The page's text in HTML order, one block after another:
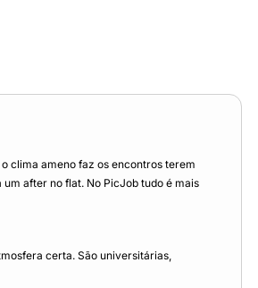
clima ameno faz os encontros terem
after no flat. No PicJob tudo é mais
certa. São universitárias,